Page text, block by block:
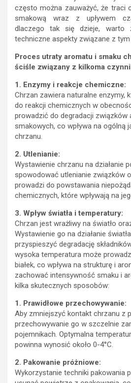
często można zauważyć, że traci
smakową wraz z upływem
dlaczego tak się dzieje, warto
techniczne aspekty związane z tym
Proces utraty aromatu i smaku
ściśle związany z kilkoma
1. Enzymy i reakcje chemiczne:
Chrzan zawiera naturalne enzymy,
do reakcji chemicznych w
prowadzić do degradacji związków
smakowych, co wpływa na ogólną
chrzanu.
2. Utlenianie:
Wystawienie chrzanu na działanie
spowodować utlenianie związków
prowadzi do powstawania
chemicznych, które wpływają na
3. Wpływ światła i temperatury:
Chrzan jest wrażliwy na światło
Wystawienie go na działanie
przyspieszyć degradację
wysoka temperatura może
białek, co wpływa na strukturę i
zachować intensywność smaku i
kilka skutecznych sposobów:
1. Prawidłowe przechowywanie:
Aby zmniejszyć kontakt chrzanu z
przechowywanie go w szczelnie
pojemnikach. Optymalna
powinna wynosić około 0-4°C.
2. Pakowanie próżniowe:
Wykorzystanie techniki pakowania